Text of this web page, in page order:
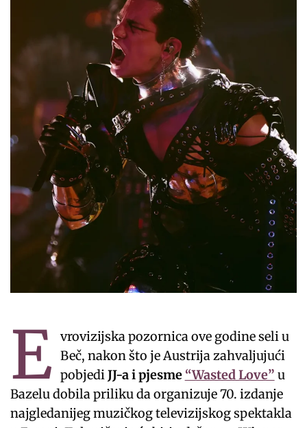
E vrovizijska pozornica ove godine seli u
Beč, nakon što je Austrija zahvaljujući
pobjedi JJ-a i pjesme “Wasted Love” u
Bazelu dobila priliku da organizuje 70. izdanje
najgledanijeg muzičkog televizijskog spektakla